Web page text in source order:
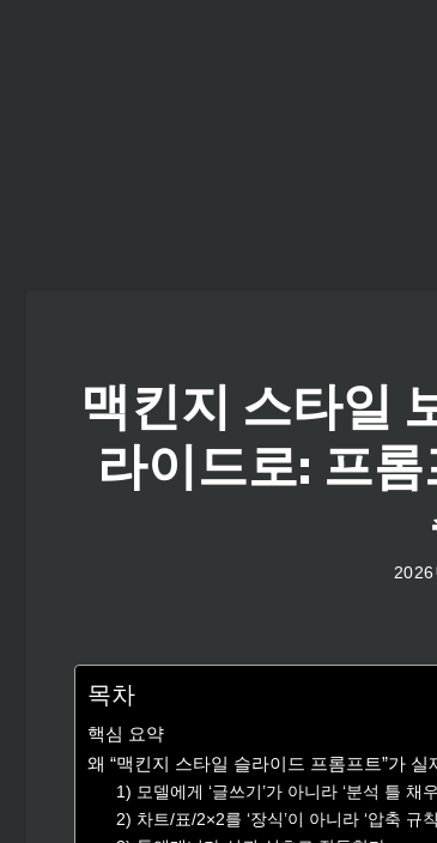
맥킨지 스타일
라이드로: 프
2026
목차
핵심 요약
왜 “맥킨지 스타일 슬라이드 프롬프트”가
1) 모델에게 ‘글쓰기’가 아니라 ‘분석 틀 채
2) 차트/표/2×2를 ‘장식’이 아니라 ‘압축 규